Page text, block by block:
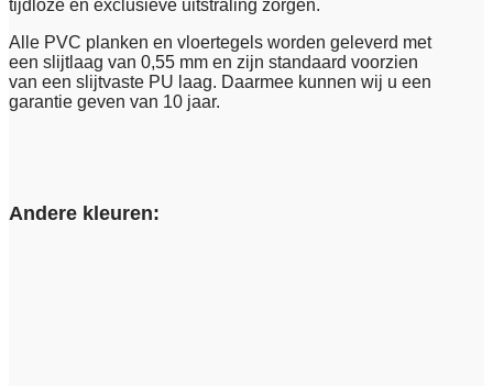
tijdloze en exclusieve uitstraling zorgen.
Alle PVC planken en vloertegels worden geleverd met
een slijtlaag van 0,55 mm en zijn standaard voorzien
van een slijtvaste PU laag. Daarmee kunnen wij u een
garantie geven van 10 jaar.
Andere kleuren: